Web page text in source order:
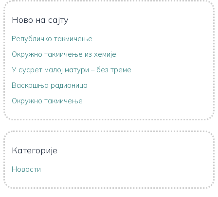
Ново на сајту
Републичко такмичење
Oкружно такмичењe из хемије
У сусрет малој матури – без треме
Васкршња радионица
Окружно такмичење
Категорије
Новости